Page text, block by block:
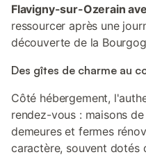
Flavigny-sur-Ozerain
ressourcer après une
découverte de la
Des gîtes de charme au
Côté hébergement,
rendez-vous : maisons
demeures et fermes
caractère, souvent dotés